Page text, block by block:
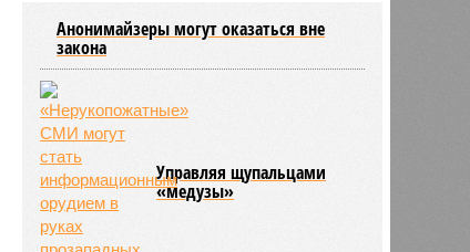
сетей
04/08
Саратовская область заняла 12
04/08
Ртищевскому району на ремонт
дорог направят дополнительные
средства
Анонимайзеры могут оказаться вне
закона
Управляя щупальцами
«медузы»